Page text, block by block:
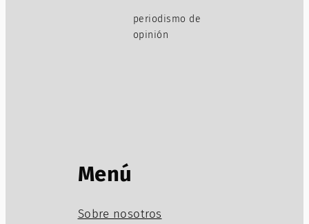
periodismo de
opinión
Menú
Sobre nosotros